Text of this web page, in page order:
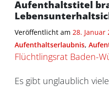
Aufenthaltstitel
Veröffentlicht am 28. Januar
Aufenthaltserlaubnis,
Flüchtlingsrat Baden-
Es gibt unglaublich